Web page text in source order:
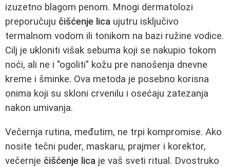
izuzetno blagom penom. Mnogi dermatolozi
preporučuju čišćenje lica ujutru isključivo
termalnom vodom ili tonikom na bazi ružine vodice.
Cilj je ukloniti višak sebuma koji se nakupio tokom
noći, ali ne i "ogoliti" kožu pre nanošenja dnevne
kreme i šminke. Ova metoda je posebno korisna
onima koji su skloni crvenilu i osećaju zatezanja
nakon umivanja.
Večernja rutina, međutim, ne trpi kompromise. Ako
nosite tečni puder, maskaru, prajmer i korektor,
večernje čišćenje lica je vaš sveti ritual. Dvostruko